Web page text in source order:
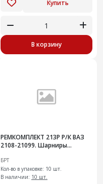
Купить
В корзину
РЕМКОМПЛЕКТ 213Р Р/К ВАЗ
2108-21099. Шарниры
подвески
БРТ
Кол-во в упаковке: 10 шт.
В наличии: 10 шт.